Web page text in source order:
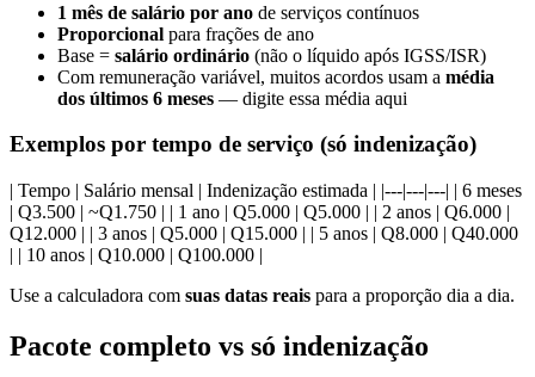
1 mês de salário por ano de serviços contínuos
Proporcional para frações de ano
Base = salário ordinário (não o líquido após IGSS/ISR)
Com remuneração variável, muitos acordos usam a média
dos últimos 6 meses — digite essa média aqui
Exemplos por tempo de serviço (só indenização)
| Tempo | Salário mensal | Indenização estimada | |---|---|---| | 6 meses
| Q3.500 | ~Q1.750 | | 1 ano | Q5.000 | Q5.000 | | 2 anos | Q6.000 |
Q12.000 | | 3 anos | Q5.000 | Q15.000 | | 5 anos | Q8.000 | Q40.000
| | 10 anos | Q10.000 | Q100.000 |
Use a calculadora com suas datas reais para a proporção dia a dia.
Pacote completo vs só indenização